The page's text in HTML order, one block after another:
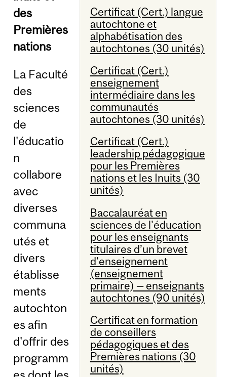
Certificat (Cert.) langue
autochtone et
alphabétisation des
autochtones (30 unités)
Certificat (Cert.)
enseignement
intermédiaire dans les
communautés
autochtones (30 unités)
Certificat (Cert.)
leadership pédagogique
pour les Premières
nations et les Inuits (30
unités)
Baccalauréat en
sciences de l'éducation
pour les enseignants
titulaires d’un brevet
d’enseignement
(enseignement
primaire) — enseignants
autochtones (90 unités)
Certificat en formation
de conseillers
pédagogiques et des
Premières nations (30
unités)
des
Premières
nations
La Faculté
des
sciences
de
l'éducatio
n
collabore
avec
diverses
communa
utés et
divers
établisse
ments
autochton
es afin
d'offrir des
programm